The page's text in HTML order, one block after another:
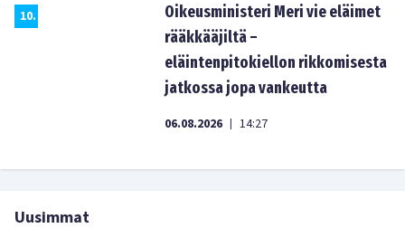
10.
Oikeusministeri Meri vie eläimet
rääkkääjiltä –
eläintenpitokiellon rikkomisesta
jatkossa jopa vankeutta
06.08.2026 | 14:27
Uusimmat